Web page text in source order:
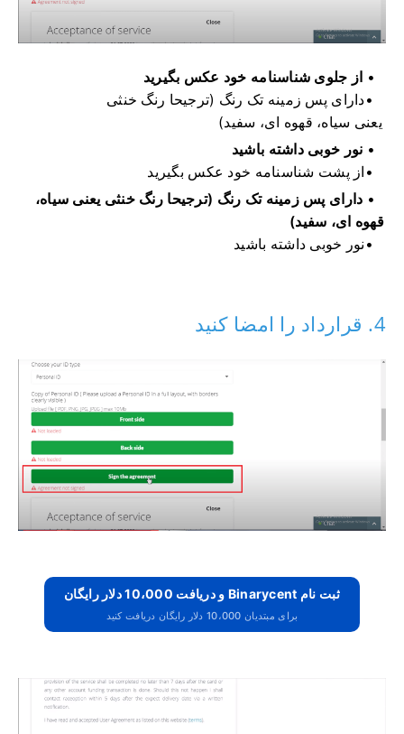
از جلوی شناسنامه خود عکس بگیرید
دارای پس زمینه تک رنگ (ترجیحا رنگ خنثی
یعنی سیاه، قهوه ای، سفید)
نور خوبی داشته باشید
از پشت شناسنامه خود عکس بگیرید
دارای پس زمینه تک رنگ (ترجیحا رنگ خنثی یعنی سیاه،
قهوه ای، سفید)
نور خوبی داشته باشید
4. قرارداد را امضا کنید
ثبت نام Binarycent و دریافت 10،000 دلار رایگان
برای مبتدیان 10،000 دلار رایگان دریافت کنید